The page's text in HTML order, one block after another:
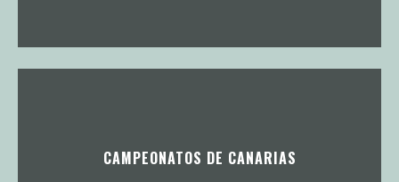
CAMPEONATOS DE CANARIAS